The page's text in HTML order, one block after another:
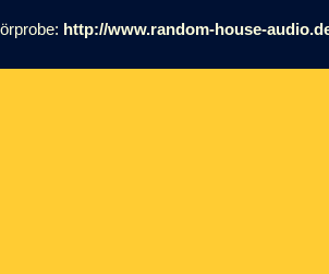
http://www.random-house-